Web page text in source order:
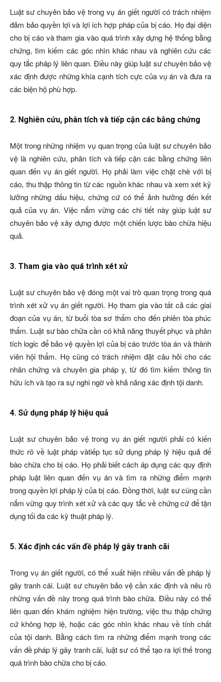
Luật sư chuyên bảo vệ trong vụ án giết người có trách nhiệm
đảm bảo quyền lợi và lợi ích hợp pháp của bị cáo. Họ đại diện
cho bị cáo và tham gia vào quá trình xây dựng hệ thống bằng
chứng, tìm kiếm các góc nhìn khác nhau và nghiên cứu các
quy tắc pháp lý liên quan. Điều này giúp luật sư chuyên bảo vệ
xác định được những khía cạnh tích cực của vụ án và đưa ra
các biện hộ phù hợp.
2. Nghiên cứu, phân tích và tiếp cận các bằng chứng
Một trong những nhiệm vụ quan trọng của luật sư chuyên bảo
vệ là nghiên cứu, phân tích và tiếp cận các bằng chứng liên
quan đến vụ án giết người. Họ phải làm việc chặt chẽ với bị
cáo, thu thập thông tin từ các nguồn khác nhau và xem xét kỹ
lưỡng những dấu hiệu, chứng cứ có thể ảnh hưởng đến kết
quả của vụ án. Việc nắm vững các chi tiết này giúp luật sư
chuyên bảo vệ xây dựng được một chiến lược bào chữa hiệu
quả.
3. Tham gia vào quá trình xét xử
Luật sư chuyên bảo vệ đóng một vai trò quan trọng trong quá
trình xét xử vụ án giết người. Họ tham gia vào tất cả các giai
đoạn của vụ án, từ buổi tòa sơ thẩm cho đến phiên tòa phúc
thẩm. Luật sư bào chữa cần có khả năng thuyết phục và phân
tích logic để bảo vệ quyền lợi của bị cáo trước tòa án và thành
viên hội thẩm. Họ cũng có trách nhiệm đặt câu hỏi cho các
nhân chứng và chuyên gia pháp y, từ đó tìm kiếm thông tin
hữu ích và tạo ra sự nghi ngờ về khả năng xác định tội danh.
4. Sử dụng pháp lý hiệu quả
Luật sư chuyên bảo vệ trong vụ án giết người phải có kiến
thức rõ về luật pháp vàtiếp tục sử dụng pháp lý hiệu quả để
bào chữa cho bị cáo. Họ phải biết cách áp dụng các quy định
pháp luật liên quan đến vụ án và tìm ra những điểm mạnh
trong quyền lợi pháp lý của bị cáo. Đồng thời, luật sư cũng cần
nắm vững quy trình xét xử và các quy tắc về chứng cứ để tận
dụng tối đa các kỹ thuật pháp lý.
5. Xác định các vấn đề pháp lý gây tranh cãi
Trong vụ án giết người, có thể xuất hiện nhiều vấn đề pháp lý
gây tranh cãi. Luật sư chuyên bảo vệ cần xác định và nêu rõ
những vấn đề này trong quá trình bào chữa. Điều này có thể
liên quan đến khám nghiệm hiện trường, việc thu thập chứng
cứ không hợp lệ, hoặc các góc nhìn khác nhau về tính chất
của tội danh. Bằng cách tìm ra những điểm mạnh trong các
vấn đề pháp lý gây tranh cãi, luật sư có thể tạo ra lợi thế trong
quá trình bào chữa cho bị cáo.